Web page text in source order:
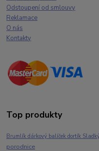
Odstoupení od smlouvy
Reklamace
O nás
Kontakty
Top produkty
Brumlík dárkový balíček dortík
porodnice